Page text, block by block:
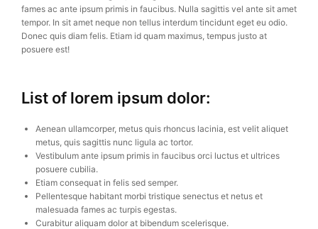
fames ac ante ipsum primis in faucibus. Nulla sagittis vel ante sit amet
tempor. In sit amet neque non tellus interdum tincidunt eget eu odio.
Donec quis diam felis. Etiam id quam maximus, tempus justo at
posuere est!
List of lorem ipsum dolor:
Aenean ullamcorper, metus quis rhoncus lacinia, est velit aliquet
metus, quis sagittis nunc ligula ac tortor.
Vestibulum ante ipsum primis in faucibus orci luctus et ultrices
posuere cubilia.
Etiam consequat in felis sed semper.
Pellentesque habitant morbi tristique senectus et netus et
malesuada fames ac turpis egestas.
Curabitur aliquam dolor at bibendum scelerisque.